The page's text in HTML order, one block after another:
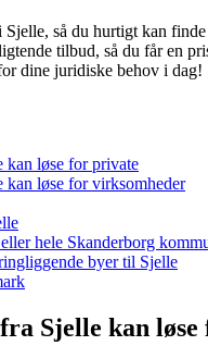
så du hurtigt kan
tilbud, så du får en
dine juridiske behov i dag!
kan løse for private
kan løse for virksomheder
hele Skanderborg
byer til Sjelle
Sjelle kan